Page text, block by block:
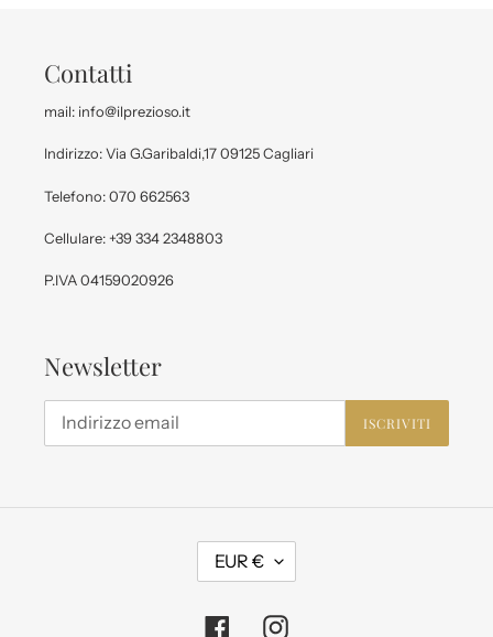
Contatti
mail: info@ilprezioso.it
Indirizzo: Via G.Garibaldi,17 09125 Cagliari
Telefono: 070 662563
Cellulare: +39 334 2348803
P.IVA 04159020926
Newsletter
ISCRIVITI
V
A
L
EUR €
FacebookInstagram